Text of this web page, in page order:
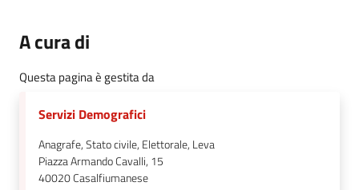
A cura di
Questa pagina è gestita da
Servizi Demografici
Anagrafe, Stato civile, Elettorale, Leva
Piazza Armando Cavalli, 15
40020Casalfiumanese